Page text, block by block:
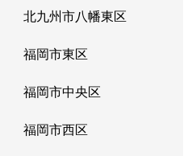
北九州市八幡東区
福岡市東区
福岡市中央区
福岡市西区